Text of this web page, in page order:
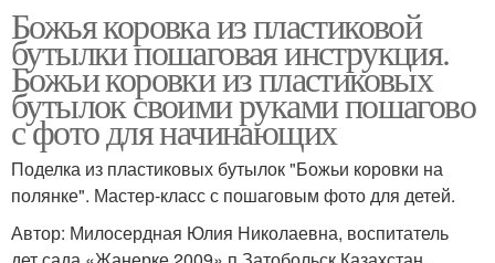
Божья коровка из пластиковой
бутылки пошаговая инструкция.
Божьи коровки из пластиковых
бутылок своими руками пошагово
с фото для начинающих
Поделка из пластиковых бутылок "Божьи коровки на
полянке". Мастер-класс с пошаговым фото для детей.
Автор: Милосердная Юлия Николаевна, воспитатель